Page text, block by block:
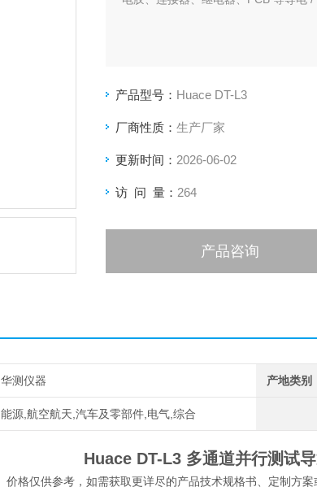
产品型号： Huace DT-L3
厂商性质： 生产厂家
更新时间： 2026-06-02
访 问 量： 264
产品咨询
华测仪器 产地类别
能源,航空航天,汽车及零部件,电气,综合
Huace DT-L3 多通道并行测试
价格仅供参考，如需获取更详尽的产品技术规格书、定制方